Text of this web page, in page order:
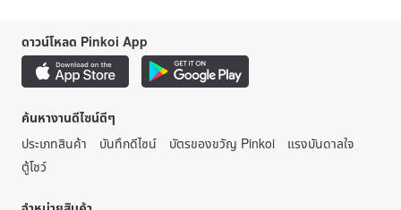
ดาวน์โหลด Pinkoi App
ค้นหางานดีไซน์ดีๆ
ประเภทสินค้า
บันทึกดีไซน์ บัตรของขวัญ Pinkoi
แรงบันดาลใจ
ตู้โชว์